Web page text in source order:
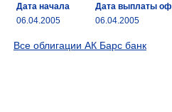
Дата начала
Дата выплаты
06.04.2005
06.04.2005
Все облигации АК Барс банк